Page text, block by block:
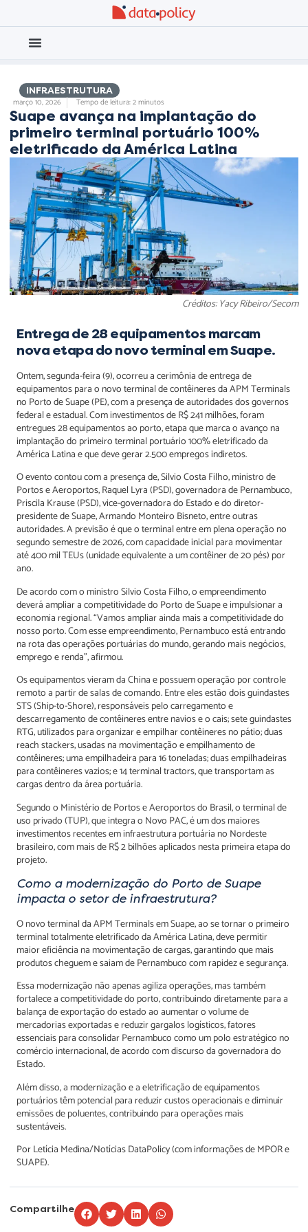
INFRAESTRUTURA
março 10, 2026 Tempo de leitura: 2 minutos
Suape avança na implantação do
primeiro terminal portuário 100%
eletrificado da América Latina
Créditos: Yacy Ribeiro/Secom
Entrega de 28 equipamentos marcam
nova etapa do novo terminal em Suape.
Ontem, segunda-feira (9), ocorreu a cerimônia de entrega de
equipamentos para o novo terminal de contêineres da APM Terminals
no Porto de Suape (PE), com a presença de autoridades dos governos
federal e estadual. Com investimentos de R$ 241 milhões, foram
entregues 28 equipamentos ao porto, etapa que marca o avanço na
implantação do primeiro terminal portuário 100% eletrificado da
América Latina e que deve gerar 2.500 empregos indiretos.
O evento contou com a presença de, Silvio Costa Filho, ministro de
Portos e Aeroportos, Raquel Lyra (PSD), governadora de Pernambuco,
Priscila Krause (PSD), vice-governadora do Estado e do diretor-
presidente de Suape, Armando Monteiro Bisneto, entre outras
autoridades. A previsão é que o terminal entre em plena operação no
segundo semestre de 2026, com capacidade inicial para movimentar
até 400 mil TEUs (unidade equivalente a um contêiner de 20 pés) por
ano.
De acordo com o ministro Silvio Costa Filho, o empreendimento
deverá ampliar a competitividade do Porto de Suape e impulsionar a
economia regional. “Vamos ampliar ainda mais a competitividade do
nosso porto. Com esse empreendimento, Pernambuco está entrando
na rota das operações portuárias do mundo, gerando mais negócios,
emprego e renda”, afirmou.
Os equipamentos vieram da China e possuem operação por controle
remoto a partir de salas de comando. Entre eles estão dois guindastes
STS (Ship-to-Shore), responsáveis pelo carregamento e
descarregamento de contêineres entre navios e o cais; sete guindastes
RTG, utilizados para organizar e empilhar contêineres no pátio; duas
reach stackers, usadas na movimentação e empilhamento de
contêineres; uma empilhadeira para 16 toneladas; duas empilhadeiras
para contêineres vazios; e 14 terminal tractors, que transportam as
cargas dentro da área portuária.
Segundo o Ministério de Portos e Aeroportos do Brasil, o terminal de
uso privado (TUP), que integra o Novo PAC, é um dos maiores
investimentos recentes em infraestrutura portuária no Nordeste
brasileiro, com mais de R$ 2 bilhões aplicados nesta primeira etapa do
projeto.
Como a modernização do Porto de Suape
impacta o setor de infraestrutura?
O novo terminal da APM Terminals em Suape, ao se tornar o primeiro
terminal totalmente eletrificado da América Latina, deve permitir
maior eficiência na movimentação de cargas, garantindo que mais
produtos cheguem e saiam de Pernambuco com rapidez e segurança.
Essa modernização não apenas agiliza operações, mas também
fortalece a competitividade do porto, contribuindo diretamente para a
balança de exportação do estado ao aumentar o volume de
mercadorias exportadas e reduzir gargalos logísticos, fatores
essenciais para consolidar Pernambuco como um polo estratégico no
comércio internacional, de acordo com discurso da governadora do
Estado.
Além disso, a modernização e a eletrificação de equipamentos
portuários têm potencial para reduzir custos operacionais e diminuir
emissões de poluentes, contribuindo para operações mais
sustentáveis.
Por Letícia Medina/Notícias DataPolicy (com informações de MPOR e
SUAPE).
Compartilhe